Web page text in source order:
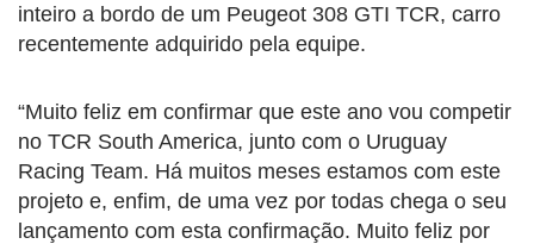
inteiro a bordo de um Peugeot 308 GTI TCR, carro
recentemente adquirido pela equipe.
“Muito feliz em confirmar que este ano vou competir
no TCR South America, junto com o Uruguay
Racing Team. Há muitos meses estamos com este
projeto e, enfim, de uma vez por todas chega o seu
lançamento com esta confirmação. Muito feliz por